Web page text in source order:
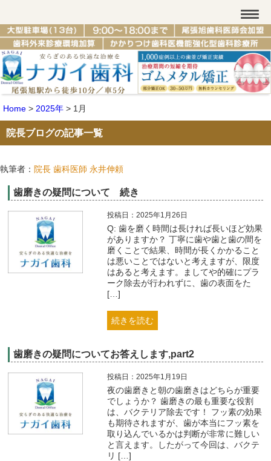
Home > 2025年 > 1月
院長ブログの記事一覧
執筆者： 院長 歯科医師 永井伸頼
歯磨きの疑問について 続き
投稿日：2025年1月26日
Q: 歯を磨く時間は長ければ長いほど効果
がありますか？ 丁寧に歯や歯と歯の間を
磨くことで結果、時間が長くかかること
は悪いことではないと考えますが、限度
はあると考えます。ましてや的確にプラ
ーク除去が行われずに、歯の表面をた
[…]
続きを読む
歯磨きの疑問についてお答えします,part2
投稿日：2025年1月19日
夜の歯磨きと朝の歯磨きはどちらが重要
でしょうか？ 歯磨きの最も重要な役割
は、バクテリア除去です！ フッ素の効果
も期待されますが、歯が本当にフッ素を
取り込んでいるかは判断が非常に難しい
と言えます。したがって今回は、バクテ
リ […]